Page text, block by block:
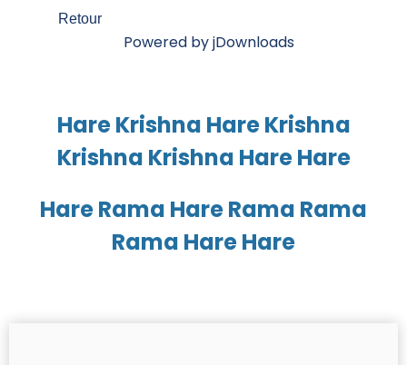
Retour
Powered by jDownloads
Hare Krishna Hare Krishna
Krishna Krishna Hare Hare
Hare Rama Hare Rama Rama
Rama Hare Hare